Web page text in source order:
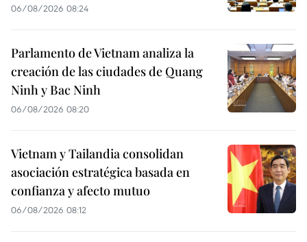
06/08/2026 08:24
Parlamento de Vietnam analiza la
creación de las ciudades de Quang
Ninh y Bac Ninh
06/08/2026 08:20
Vietnam y Tailandia consolidan
asociación estratégica basada en
confianza y afecto mutuo
06/08/2026 08:12